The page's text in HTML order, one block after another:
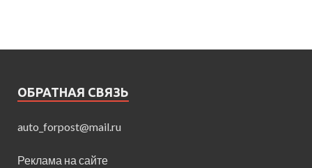
ОБРАТНАЯ СВЯЗЬ
auto_forpost@mail.ru
Реклама на сайте